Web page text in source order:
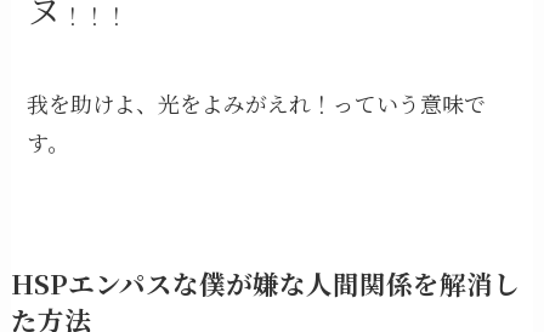
！！！
我を助けよ、光をよみがえれ！っていう意味で
す。
HSPエンパスな僕が嫌な人間関係を解消し
た方法